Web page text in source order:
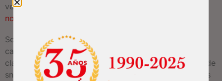
vending en Guadalajara, no dude en
nosotros
Somos fabricantes y distribuidores de un amplio
catálogo demáquinas expendedoras
clásicas máquinas de café, a las populares máquinas de
snacks, bebidas y chuches, pasando por las modernas